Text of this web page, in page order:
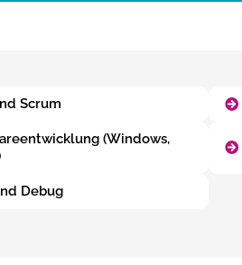
Scrum
(Windows,
Debug